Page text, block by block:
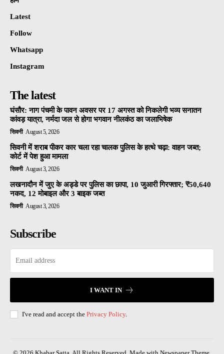
Latest
Follow
Whatsapp
Instagram
The latest
घंसौर: नाग पंचमी के पावन अवसर पर 17 अगस्त को निकलेगी भव्य सनातन
कांवड़ यात्रा, नर्मदा जल से होगा भगवान नीलकंठ का जलाभिषेक
सिवनी August 5, 2026
सिवनी में शराब पीकर कार चला रहा चालक पुलिस के हत्थे चढ़ा: वाहन जब्त;
कोर्ट में पेश हुआ मामला
सिवनी August 3, 2026
लखनादौन में जुए के अड्डे पर पुलिस का छापा, 10 जुआरी गिरफ्तार; ₹50,640
नकद, 12 मोबाइल और 3 बाइक जब्त
सिवनी August 3, 2026
Subscribe
I WANT IN
I've read and accept the Privacy Policy.